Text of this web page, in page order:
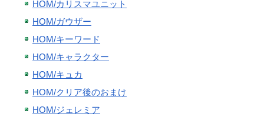
HOM/カリスマユニット
HOM/ガウザー
HOM/キーワード
HOM/キャラクター
HOM/キュカ
HOM/クリア後のおまけ
HOM/ジェレミア